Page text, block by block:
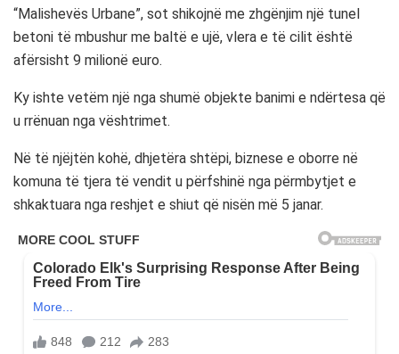
“Malishevës Urbane”, sot shikojnë me zhgënjim një tunel
betoni të mbushur me baltë e ujë, vlera e të cilit është
afërsisht 9 milionë euro.
Ky ishte vetëm një nga shumë objekte banimi e ndërtesa që
u rrënuan nga vështrimet.
Në të njëjtën kohë, dhjetëra shtëpi, biznese e oborre në
komuna të tjera të vendit u përfshinë nga përmbytjet e
shkaktuara nga reshjet e shiut që nisën më 5 janar.